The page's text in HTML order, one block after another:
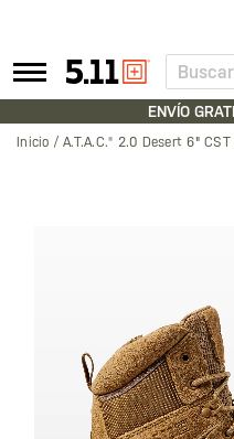
Tactical
Gear
Buscar
ENVÍO
Inicio A.T.A.C.® 2.0 Desert 6"
imágenes